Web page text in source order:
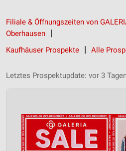
Filiale & Öffnungszeiten von
Oberhausen
Kaufhäuser Prospekte
Alle
Letztes Prospektupdate: vor 3